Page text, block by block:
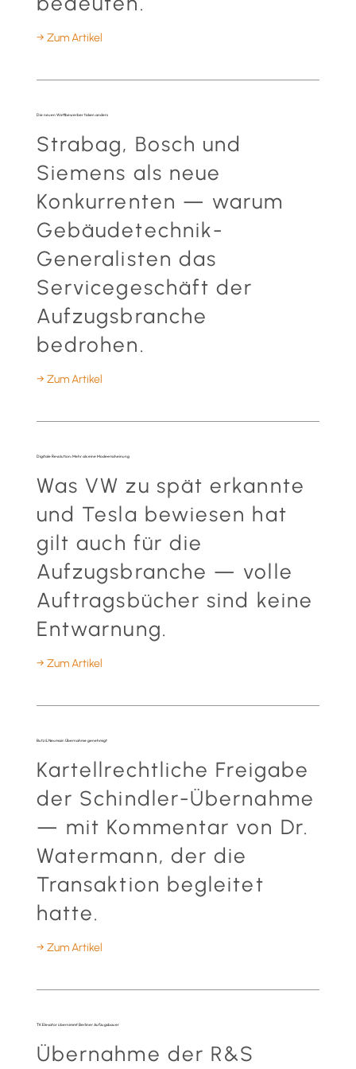
→ Zum Artikel
Die neuen Wettbewerber ticken anders
Strabag, Bosch und
Siemens als neue
Konkurrenten — warum
Gebäudetechnik-
Generalisten das
Servicegeschäft der
Aufzugsbranche
bedrohen.
→ Zum Artikel
Digitale Revolution: Mehr als eine Modeerscheinung
Was VW zu spät erkannte
und Tesla bewiesen hat
gilt auch für die
Aufzugsbranche — volle
Auftragsbücher sind keine
Entwarnung.
→ Zum Artikel
Butz & Neumair: Übernahme genehmigt
Kartellrechtliche Freigabe
der Schindler-Übernahme
— mit Kommentar von Dr.
Watermann, der die
Transaktion begleitet
hatte.
→ Zum Artikel
TK Elevator übernimmt Berliner Aufzugsbauer
Übernahme der R&S